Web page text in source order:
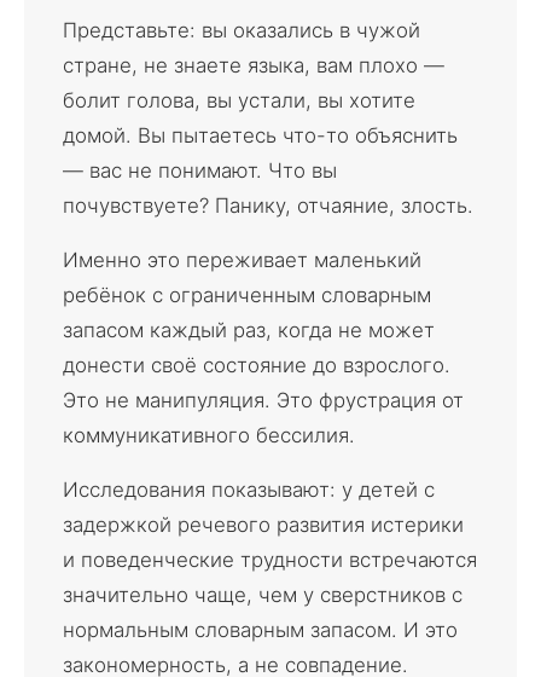
Представьте: вы оказались в чужой
стране, не знаете языка, вам плохо —
болит голова, вы устали, вы хотите
домой. Вы пытаетесь что-то объяснить
— вас не понимают. Что вы
почувствуете? Панику, отчаяние, злость.
Именно это переживает маленький
ребёнок с ограниченным словарным
запасом каждый раз, когда не может
донести своё состояние до взрослого.
Это не манипуляция. Это фрустрация от
коммуникативного бессилия.
Исследования показывают: у детей с
задержкой речевого развития истерики
и поведенческие трудности встречаются
значительно чаще, чем у сверстников с
нормальным словарным запасом. И это
закономерность, а не совпадение.